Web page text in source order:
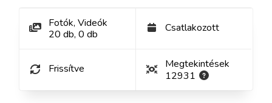
Fotók, Videók
20 db, 0 db Csatlakozott
Frissítve
Megtekintések
12931